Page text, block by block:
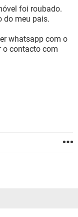
foi roubado.
do meu pais.
whatsapp com o
o contacto com